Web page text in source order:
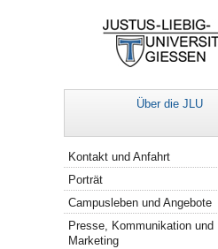
Über die JLU
Navigation
Kontakt und Anfahrt
Porträt
Campusleben und Angebote
Presse, Kommunikation und
Marketing